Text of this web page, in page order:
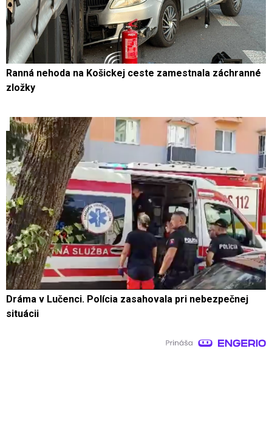
Ranná nehoda na Košickej ceste zamestnala záchranné
zložky
Dráma v Lučenci. Polícia zasahovala pri nebezpečnej
situácii